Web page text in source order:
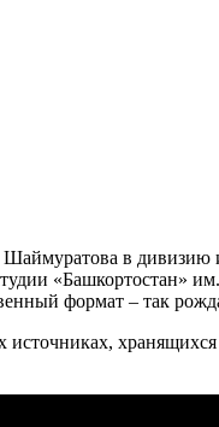
в
«Башкортостан»
формат – так
источниках,